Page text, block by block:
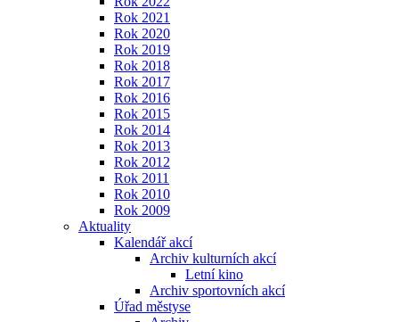
Rok 2021
Rok 2020
Rok 2019
Rok 2018
Rok 2017
Rok 2016
Rok 2015
Rok 2014
Rok 2013
Rok 2012
Rok 2011
Rok 2010
Rok 2009
Aktuality
Kalendář akcí
Archiv kulturních akcí
Letní kino
Archiv sportovních akcí
Úřad městyse